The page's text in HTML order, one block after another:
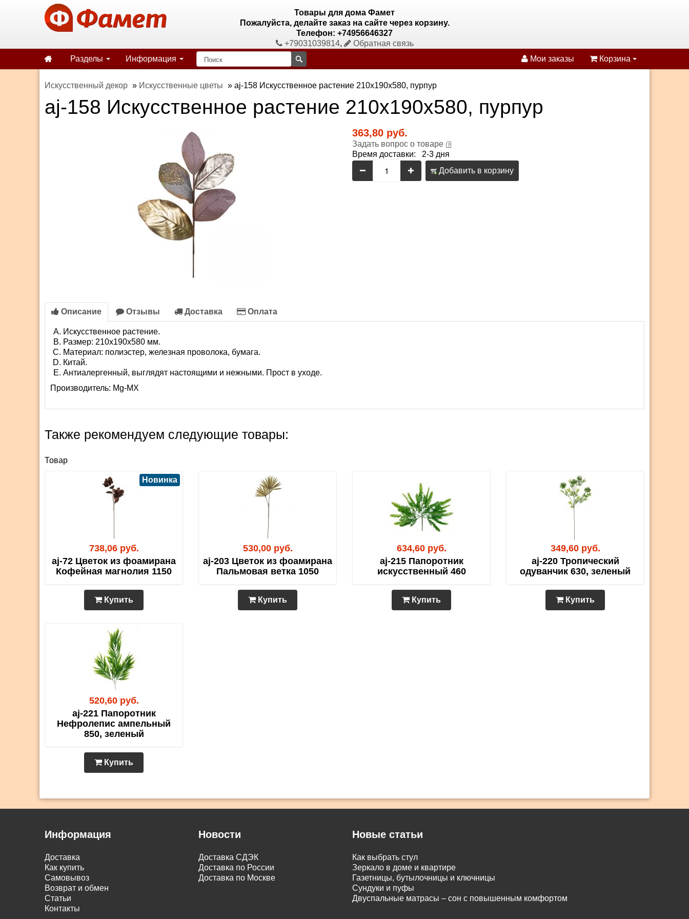
Товары для дома Фамет
Пожалуйста, делайте заказ на сайте через корзину.
Телефон: +74956646327
+79031039814,
Обратная связь
Разделы
Информация Мои заказы Корзина
Искусственный декор » Искусственные цветы » aj-158 Искусственное растение 210х190х580, пурпур
aj-158 Искусственное растение 210х190х580, пурпур
363,80 руб.
Задать вопрос о товаре
Время доставки: 2-3 дня
Добавить в корзину
Описание Отзывы Доставка Оплата
Искусственное растение.
Размер: 210х190х580 мм.
Материал: полиэстер, железная проволока, бумага.
Китай.
Антиалергенный, выглядят настоящими и нежными. Прост в уходе.
Производитель: Mg-MX
Также рекомендуем следующие товары:
Товар
738,06 руб.
Новинка
aj-72 Цветок из фоамирана
Кофейная магнолия 1150
Купить
530,00 руб.
aj-203 Цветок из фоамирана
Пальмовая ветка 1050
Купить
634,60 руб.
aj-215 Папоротник
искусственный 460
Купить
349,60 руб.
aj-220 Тропический
одуванчик 630, зеленый
Купить
520,60 руб.
aj-221 Папоротник
Нефролепис ампельный
850, зеленый
Купить
Информация
Доставка
Как купить
Самовывоз
Возврат и обмен
Статьи
Контакты
Новости
Доставка СДЭК
Доставка по России
Доставка по Москве
Новые статьи
Как выбрать стул
Зеркало в доме и квартире
Газетницы, бутылочницы и ключницы
Сундуки и пуфы
Двуспальные матрасы – сон с повышенным комфортом